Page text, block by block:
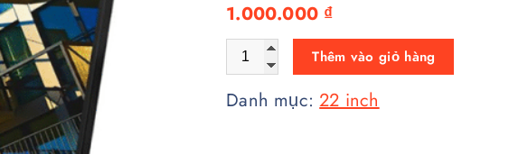
1.000.000 ₫
Lenovo ThinkVision 22 inch số lượng
Thêm vào giỏ hàng
Danh mục:22 inch